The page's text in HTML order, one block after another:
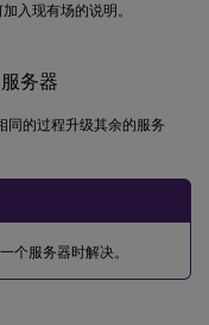
入现有场的说明。
务器
同的过程升级其余的服务
个服务器时解决。